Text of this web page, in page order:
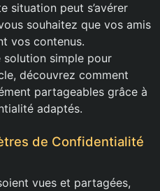
situation peut s’avérer
souhaitez que vos amis
vos contenus.
solution simple pour
découvrez comment
partageables grâce à
adaptés.
de Confidentialité
vues et partagées,